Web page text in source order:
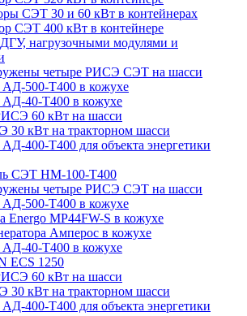
СЭТ 30 и 60 кВт в контейнерах
СЭТ 400 кВт в контейнере
нагрузочными модулями и
четыре РИСЭ СЭТ на шасси
500-Т400 в кожухе
40-Т400 в кожухе
60 кВт на шасси
30 кВт на тракторном шасси
400-Т400 для объекта энергетики
СЭТ НМ-100-Т400
четыре РИСЭ СЭТ на шасси
500-Т400 в кожухе
Energo MP44FW-S в кожухе
Амперос в кожухе
40-Т400 в кожухе
ECS 1250
60 кВт на шасси
30 кВт на тракторном шасси
400-Т400 для объекта энергетики